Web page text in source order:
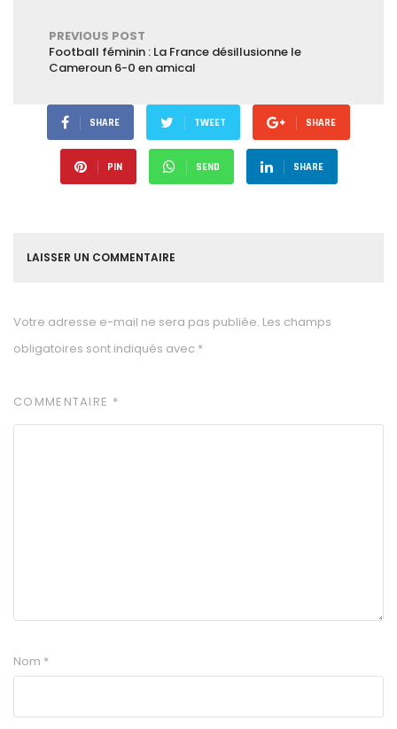
PREVIOUS POST
Football féminin : La France désillusionne le
Cameroun 6-0 en amical
SHARE TWEET SHARE
PIN SEND SHARE
LAISSER UN COMMENTAIRE
Votre adresse e-mail ne sera pas publiée. Les champs
obligatoires sont indiqués avec *
COMMENTAIRE *
Nom *